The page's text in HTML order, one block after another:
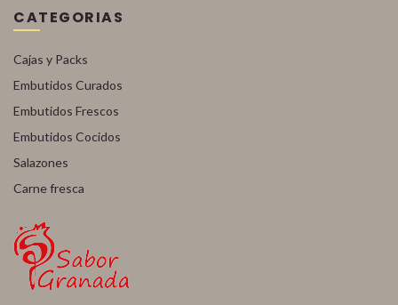
CATEGORIAS
Cajas y Packs
Embutidos Curados
Embutidos Frescos
Embutidos Cocidos
Salazones
Carne fresca